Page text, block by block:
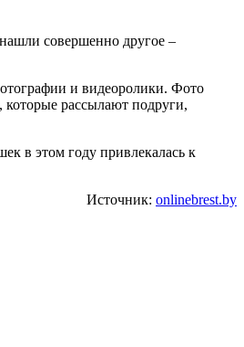
совершенно другое –
и видеоролики. Фото
рассылают подруги,
в этом году привлекалась к
Источник: onlinebrest.by